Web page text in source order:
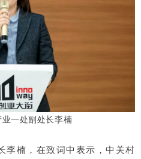
一处副处长李楠
李楠，在致词中表示，中关村